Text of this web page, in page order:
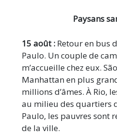
Paysans
15 août : Retour en bus
Paulo. Un couple de
m’accueille chez eux.
Manhattan en plus
millions d’âmes. À Rio,
au milieu des quartiers
Paulo, les pauvres sont
de la ville.